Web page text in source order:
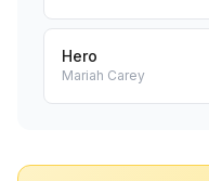
Hero
Mariah Carey